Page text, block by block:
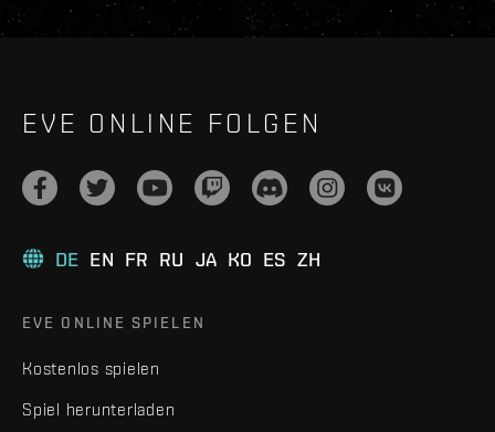
EVE ONLINE FOLGEN
DE EN FR RU JA KO ES ZH
EVE ONLINE SPIELEN
Kostenlos spielen
Spiel herunterladen